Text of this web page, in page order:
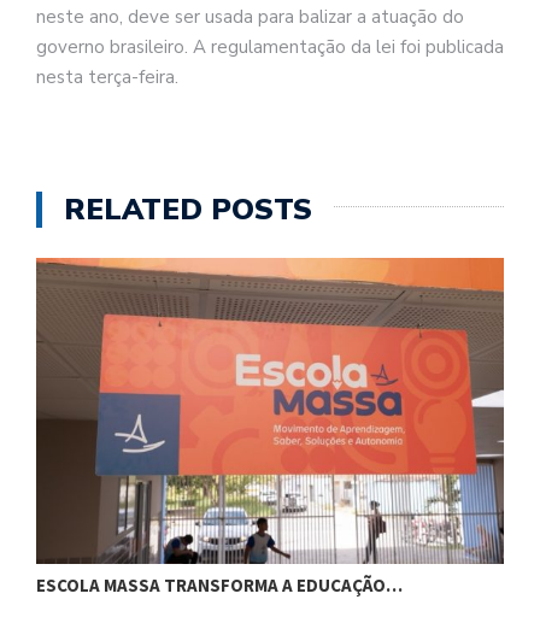
neste ano, deve ser usada para balizar a atuação do
governo brasileiro. A regulamentação da lei foi publicada
nesta terça-feira.
RELATED POSTS
ESCOLA MASSA TRANSFORMA A EDUCAÇÃO…